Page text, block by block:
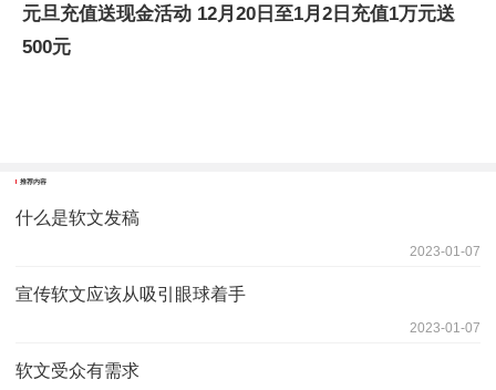
元旦充值送现金活动 12月20日至1月2日充值1万元送
500元
推荐内容
什么是软文发稿
2023-01-07
宣传软文应该从吸引眼球着手
2023-01-07
软文受众有需求